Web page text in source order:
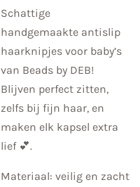
Schattige
handgemaakte antislip
haarknipjes voor baby’s
van Beads by DEB!
Blijven perfect zitten,
zelfs bij fijn haar, en
maken elk kapsel extra
lief 💕.
Materiaal: veilig en zacht